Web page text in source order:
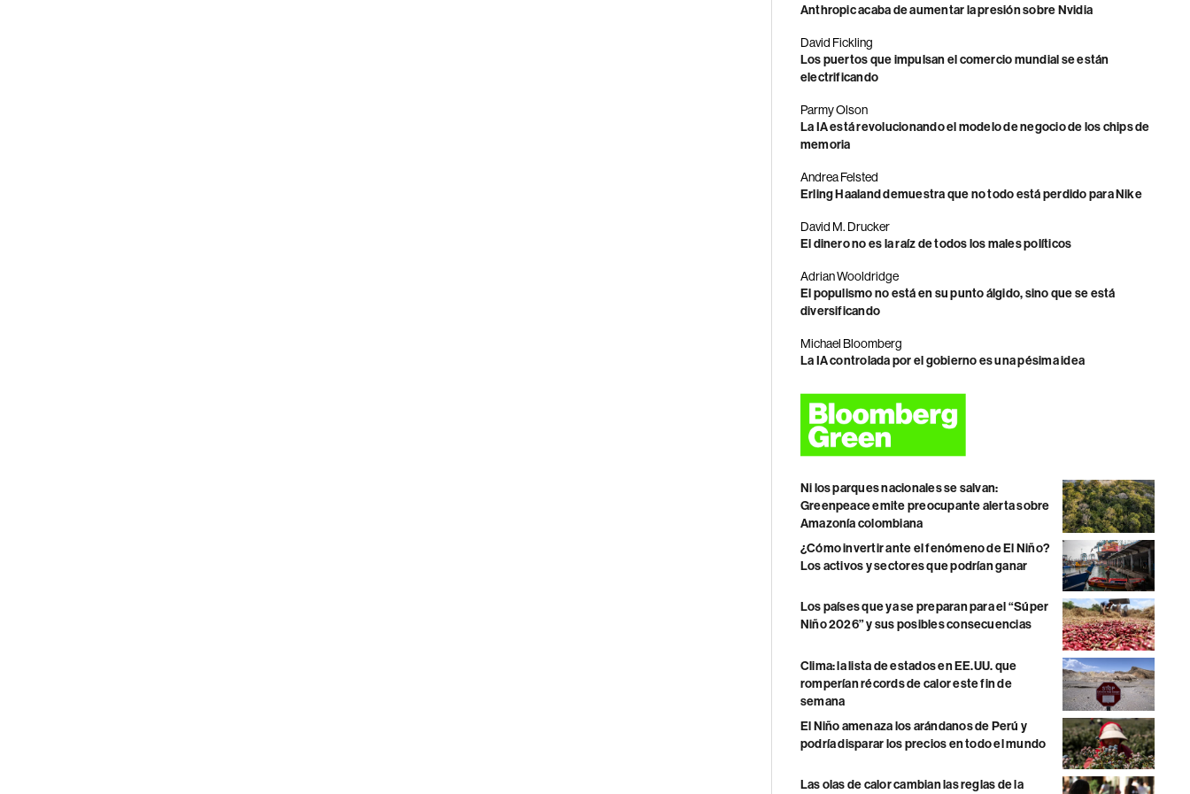
Anthropic acaba de aumentar la presión sobre Nvidia
David Fickling
Los puertos que impulsan el comercio mundial se están
electrificando
Parmy Olson
La IA está revolucionando el modelo de negocio de los chips de
memoria
Andrea Felsted
Erling Haaland demuestra que no todo está perdido para Nike
David M. Drucker
El dinero no es la raíz de todos los males políticos
Adrian Wooldridge
El populismo no está en su punto álgido, sino que se está
diversificando
Michael Bloomberg
La IA controlada por el gobierno es una pésima idea
Ni los parques nacionales se salvan:
Greenpeace emite preocupante alerta sobre
Amazonía colombiana
¿Cómo invertir ante el fenómeno de El Niño?
Los activos y sectores que podrían ganar
Los países que ya se preparan para el “Súper
Niño 2026” y sus posibles consecuencias
Clima: la lista de estados en EE.UU. que
romperían récords de calor este fin de
semana
El Niño amenaza los arándanos de Perú y
podría disparar los precios en todo el mundo
Las olas de calor cambian las reglas de la